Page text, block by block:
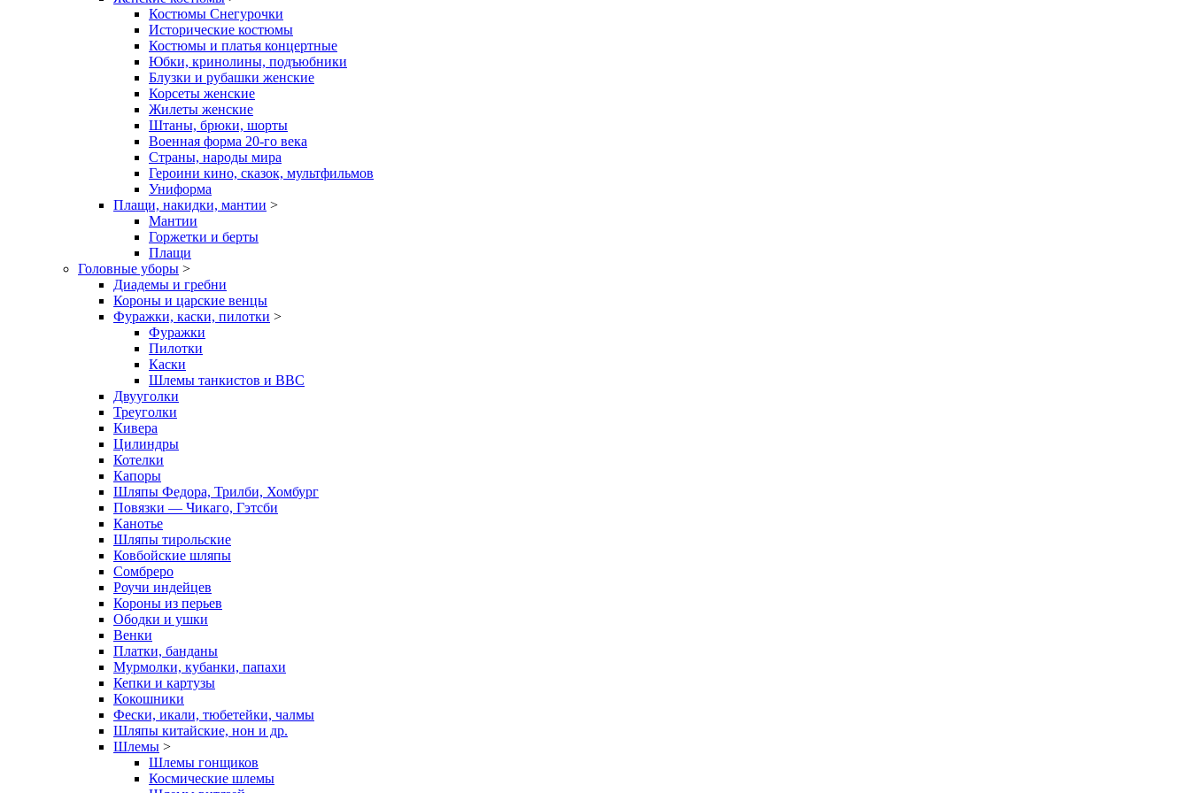
Костюмы Снегурочки
Исторические костюмы
Костюмы и платья концертные
Юбки, кринолины, подъюбники
Блузки и рубашки женские
Корсеты женские
Жилеты женские
Штаны, брюки, шорты
Военная форма 20-го века
Страны, народы мира
Героини кино, сказок, мультфильмов
Униформа
Плащи, накидки, мантии >
Мантии
Горжетки и берты
Плащи
Головные уборы >
Диадемы и гребни
Короны и царские венцы
Фуражки, каски, пилотки >
Фуражки
Пилотки
Каски
Шлемы танкистов и ВВС
Двууголки
Треуголки
Кивера
Цилиндры
Котелки
Капоры
Шляпы Федора, Трилби, Хомбург
Повязки — Чикаго, Гэтсби
Канотье
Шляпы тирольские
Ковбойские шляпы
Сомбреро
Роучи индейцев
Короны из перьев
Ободки и ушки
Венки
Платки, банданы
Мурмолки, кубанки, папахи
Кепки и картузы
Кокошники
Фески, икали, тюбетейки, чалмы
Шляпы китайские, нон и др.
Шлемы >
Шлемы гонщиков
Космические шлемы